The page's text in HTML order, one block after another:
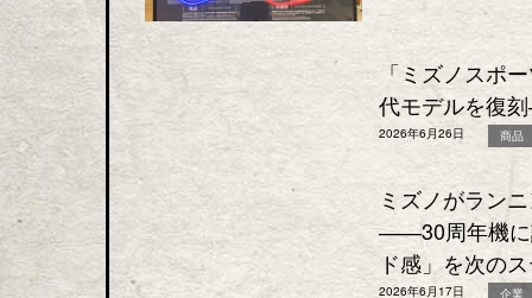
「ミズノスポ
代モデルを復
2026年6月26日 商品
ミズノがラン
――30周年機に
ド感」を次の
2026年6月17日 企業